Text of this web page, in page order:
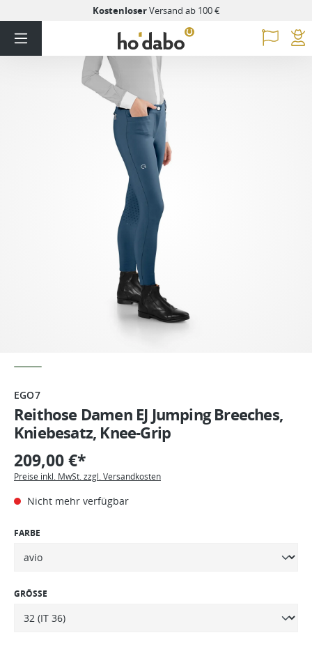
KostenloserVersand ab 100 €
EGO7
Reithose Damen EJ Jumping Breeches,
Kniebesatz, Knee-Grip
209,00 €*
Preise inkl. MwSt. zzgl. Versandkosten
Nicht mehr verfügbar
FARBE
GRÖSSE